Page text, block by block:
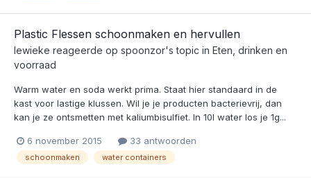
Plastic Flessen schoonmaken en hervullen
lewieke reageerde op spoonzor's topic in Eten, drinken en
voorraad
Warm water en soda werkt prima. Staat hier standaard in de
kast voor lastige klussen. Wil je je producten bacterievrij, dan
kan je ze ontsmetten met kaliumbisulfiet. In 10l water los je 1g...
6 november 2015 33 antwoorden
schoonmaken water containers